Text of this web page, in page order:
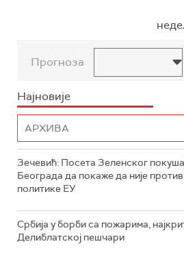
Прогноза
Најновије
Зечевић: Посета Зеленског
Београда да покаже да није
политике ЕУ
Србија у борби са пожарима,
Делиблатској пешчари